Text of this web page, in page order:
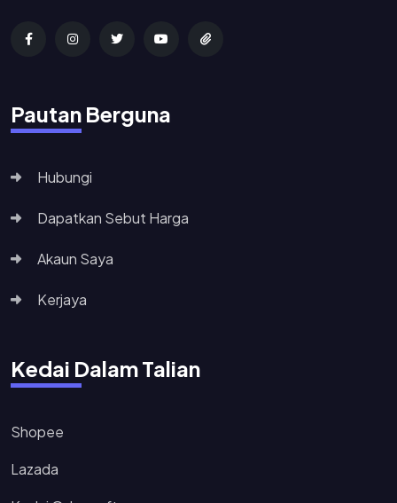
Pautan Berguna
Hubungi
Dapatkan Sebut Harga
Akaun Saya
Kerjaya
Kedai Dalam Talian
Shopee
Lazada